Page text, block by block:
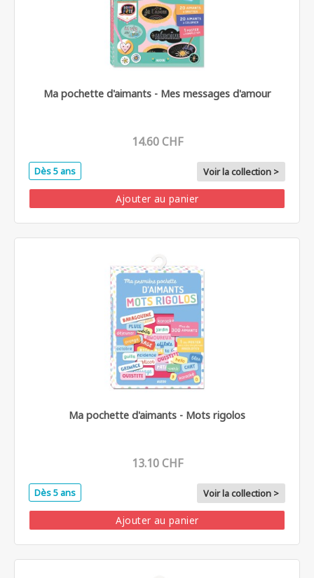
Ma pochette d'aimants - Mes messages d'amour
14.60 CHF
Dès 5 ans Voir la collection >
Ajouter au panier
Ma pochette d'aimants - Mots rigolos
13.10 CHF
Dès 5 ans Voir la collection >
Ajouter au panier